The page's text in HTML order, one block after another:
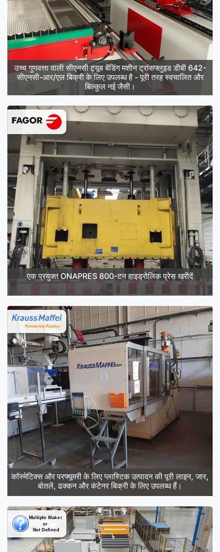
उच्च गुणवत्ता वाली सीएनसी ट्यूब बेंडिंग मशीन ट्रांसफ्लुइड डीबी 642-
सीएनसी-आर/एल बिक्री के लिए उपलब्ध है - पूरी तरह स्वचालित और
बिल्कुल नई जैसी।
एक प्रयुक्त ONAPRES 800-टन हाइड्रोलिक प्रेस खरीदें
कॉस्मेटिक्स और परफ्यूमरी के लिए प्लास्टिक उत्पादन की पूरी लाइन, जार,
बोतलें, ढक्कन और कंटेनर बिक्री के लिए उपलब्ध हैं।